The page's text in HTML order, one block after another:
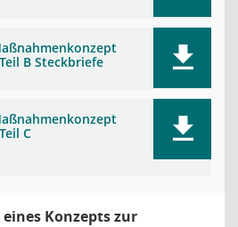
B Steckbriefe
C
Konzepts zur